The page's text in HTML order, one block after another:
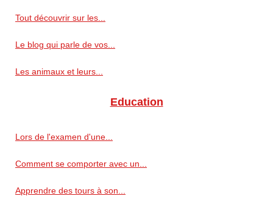
Tout découvrir sur les...
Le blog qui parle de vos...
Les animaux et leurs...
Education
Lors de l'examen d'une...
Comment se comporter avec un...
Apprendre des tours à son...